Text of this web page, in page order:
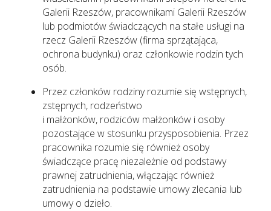
Galerii Rzeszów, pracownikami Galerii Rzeszów
lub podmiotów świadczących na stałe usługi na
rzecz Galerii Rzeszów (firma sprzątająca,
ochrona budynku) oraz członkowie rodzin tych
osób.
Przez członków rodziny rozumie się wstępnych,
zstępnych, rodzeństwo
i małżonków, rodziców małżonków i osoby
pozostające w stosunku przysposobienia. Przez
pracownika rozumie się również osoby
świadczące pracę niezależnie od podstawy
prawnej zatrudnienia, włączając również
zatrudnienia na podstawie umowy zlecania lub
umowy o dzieło.